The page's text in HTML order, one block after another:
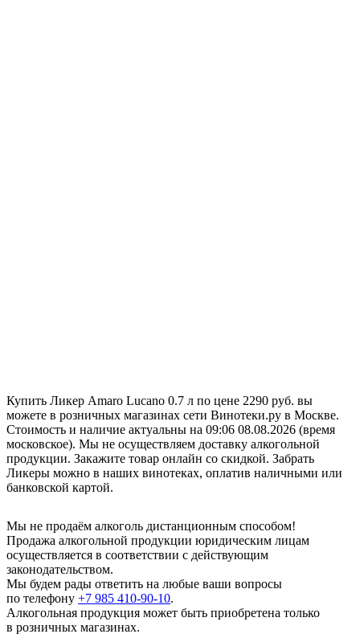
Купить Ликер Amaro Lucano 0.7 л по цене 2290 руб. вы
можете в розничных магазинах сети Винотеки.ру в Москве.
Стоимость и наличие актуальны на 09:06 08.08.2026 (время
московское). Мы не осуществляем доставку алкогольной
продукции. Закажите товар онлайн со скидкой. Забрать
Ликеры можно в наших винотеках, оплатив наличными или
банковской картой.
Мы не продаём алкоголь дистанционным способом!
Продажа алкогольной продукции юридическим лицам
осуществляется в соответствии с действующим
законодательством.
Мы будем рады ответить на любые ваши вопросы
по телефону +7 985 410-90-10.
Алкогольная продукция может быть приобретена только
в розничных магазинах.